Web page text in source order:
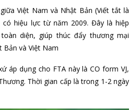
Việt Nam và Nhật Bản (Viết tắt là
có hiệu lực từ năm 2009. Đây là hiệp
diện, giúp thúc đẩy thương mại
Bản và Việt Nam
áp dụng cho FTA này là CO form VJ,
Thời gian cấp là trong 1-2 ngày